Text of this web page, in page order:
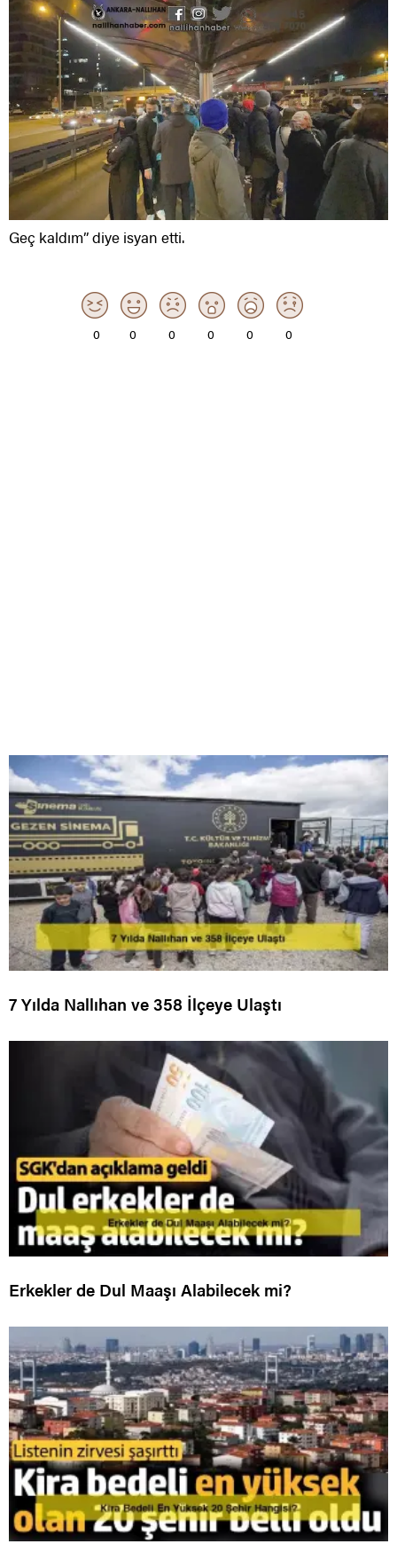
Geç kaldım” diye isyan etti.
0 0 0 0 0 0
7 Yılda Nallıhan ve 358 İlçeye Ulaştı
Erkekler de Dul Maaşı Alabilecek mi?